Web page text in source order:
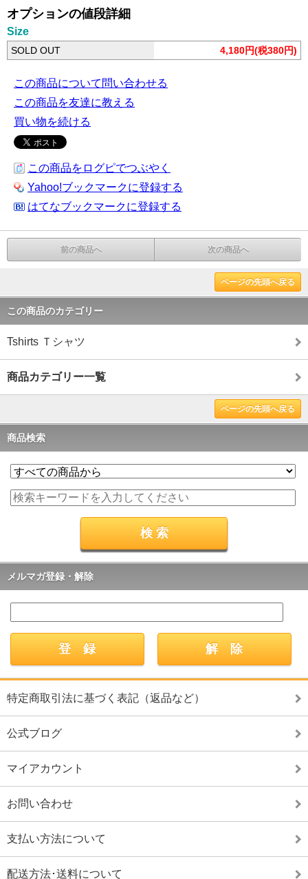
オプションの値段詳細
Size
SOLD OUT 4,180円(税380円)
この商品について問い合わせる
この商品を友達に教える
買い物を続ける
この商品をログピでつぶやく
Yahoo!ブックマークに登録する
はてなブックマークに登録する
前の商品へ 次の商品へ
ページの先頭へ戻る
この商品のカテゴリー
Tshirts Ｔシャツ
商品カテゴリー一覧
ページの先頭へ戻る
商品検索
メルマガ登録・解除
特定商取引法に基づく表記（返品など）
公式ブログ
マイアカウント
お問い合わせ
支払い方法について
配送方法･送料について